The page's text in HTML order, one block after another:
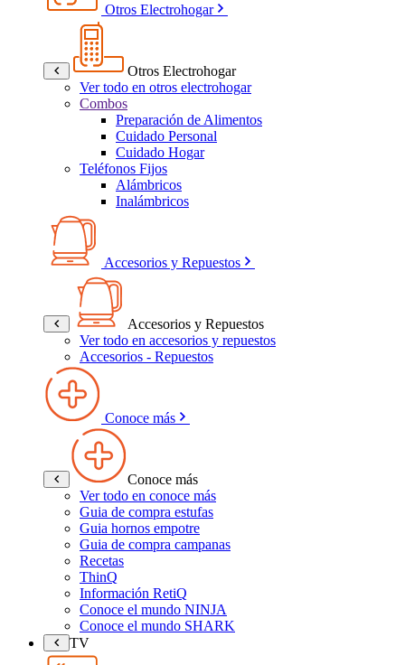
Otros Electrohogar
Otros Electrohogar
Ver todo en otros electrohogar
Combos
Preparación de Alimentos
Cuidado Personal
Cuidado Hogar
Teléfonos Fijos
Alámbricos
Inalámbricos
Accesorios y Repuestos
Accesorios y Repuestos
Ver todo en accesorios y repuestos
Accesorios - Repuestos
Conoce más
Conoce más
Ver todo en conoce más
Guia de compra estufas
Guia hornos empotre
Guia de compra campanas
Recetas
ThinQ
Información RetiQ
Conoce el mundo NINJA
Conoce el mundo SHARK
TV